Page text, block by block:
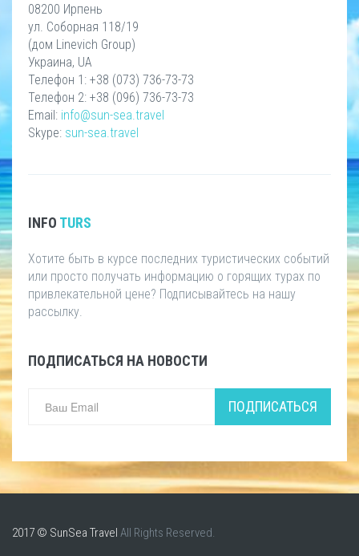
08200 Ирпень
ул. Соборная 118/19
(дом Linevich Group)
Украина, UA
Телефон 1: +38 (073) 736-73-73
Телефон 2: +38 (096) 736-73-73
Email: info@sun-sea.travel
Skype: sun-sea.travel
INFO TURS
Хотите быть в курсе последних туристических событий
или просто получать информацию о горящих турах по
привлекательной цене? Подписывайтесь на нашу
рассылку.
ПОДПИСАТЬСЯ НА НОВОСТИ
ПОДПИСАТЬСЯ
2017 © SunSea Travel All Rights Reserved.